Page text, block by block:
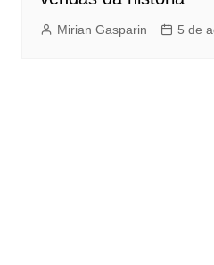
Mirian Gasparin 5 de